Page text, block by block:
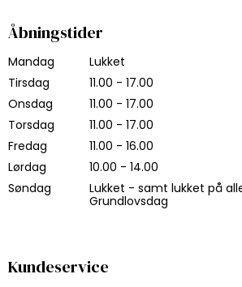
Åbningstider
Mandag
Lukket
Tirsdag
11.00 - 17.00
Onsdag
11.00 - 17.00
Torsdag
11.00 - 17.00
Fredag
11.00 - 16.00
Lørdag
10.00 - 14.00
Søndag
Lukket - samt lukket på
Grundlovsdag
Kundeservice